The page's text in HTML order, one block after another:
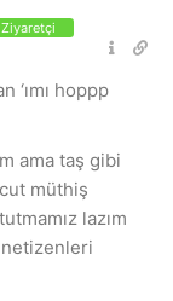
Ziyaretçi
‘ımı hoppp
ama taş gibi
müthiş
lazım